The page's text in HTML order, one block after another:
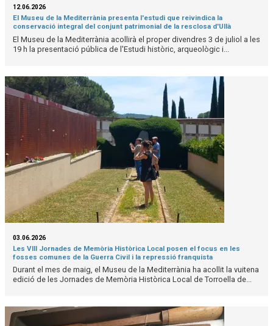
12.06.2026
El Museu de la Mediterrània presenta l'estudi que reivindica la
conservació integral del conjunt patrimonial de la resclosa d'Ullà
El Museu de la Mediterrània acollirà el proper divendres 3 de juliol a les
19 h la presentació pública de l'Estudi històric, arqueològic i...
03.06.2026
Les VIII Jornades de Memòria Històrica Local posen el focus en les
fosses comunes de la Guerra Civil i la repressió franquista
Durant el mes de maig, el Museu de la Mediterrània ha acollit la vuitena
edició de les Jornades de Memòria Històrica Local de Torroella de...